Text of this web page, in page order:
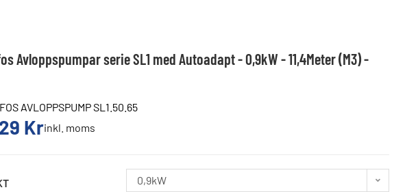
Avloppspumpar serie SL1 med Autoadapt - 0,9kW - 11,4Meter (M3) -
AVLOPPSPUMP SL1.50.65
Krinkl. moms
0,9kW